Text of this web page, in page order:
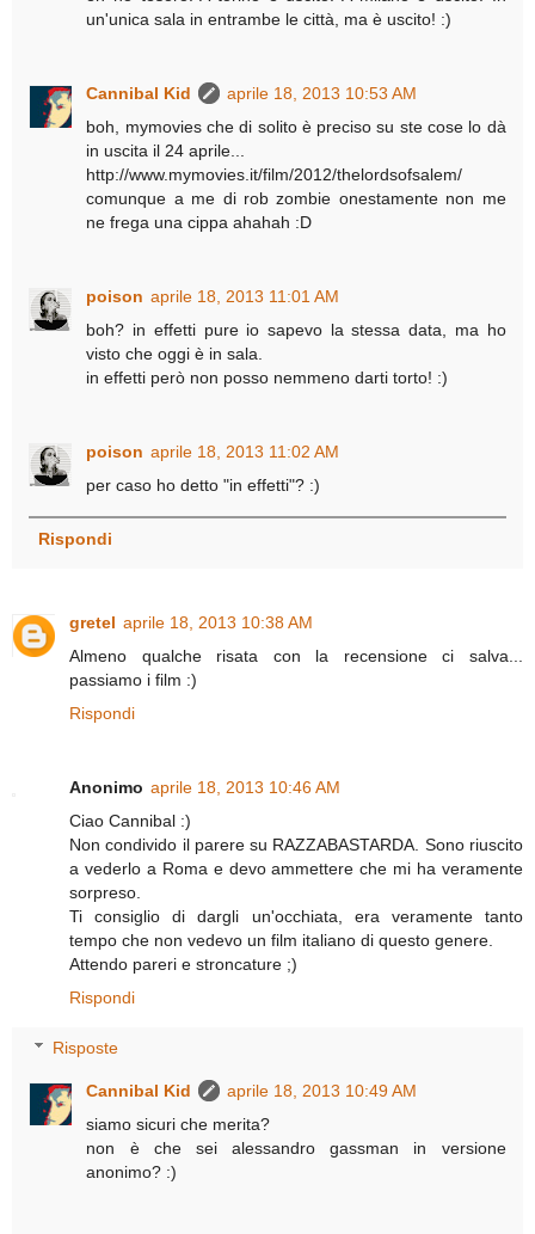
un'unica sala in entrambe le città, ma è uscito! :)
Cannibal Kid
aprile 18, 2013 10:53 AM
boh, mymovies che di solito è preciso su ste cose lo dà
in uscita il 24 aprile...
http://www.mymovies.it/film/2012/thelordsofsalem/
comunque a me di rob zombie onestamente non me
ne frega una cippa ahahah :D
poison aprile 18, 2013 11:01 AM
boh? in effetti pure io sapevo la stessa data, ma ho
visto che oggi è in sala.
in effetti però non posso nemmeno darti torto! :)
poison aprile 18, 2013 11:02 AM
per caso ho detto "in effetti"? :)
Rispondi
gretel aprile 18, 2013 10:38 AM
Almeno qualche risata con la recensione ci salva...
passiamo i film :)
Rispondi
Anonimo aprile 18, 2013 10:46 AM
Ciao Cannibal :)
Non condivido il parere su RAZZABASTARDA. Sono riuscito
a vederlo a Roma e devo ammettere che mi ha veramente
sorpreso.
Ti consiglio di dargli un'occhiata, era veramente tanto
tempo che non vedevo un film italiano di questo genere.
Attendo pareri e stroncature ;)
Rispondi
Risposte
Cannibal Kid
aprile 18, 2013 10:49 AM
siamo sicuri che merita?
non è che sei alessandro gassman in versione
anonimo? :)